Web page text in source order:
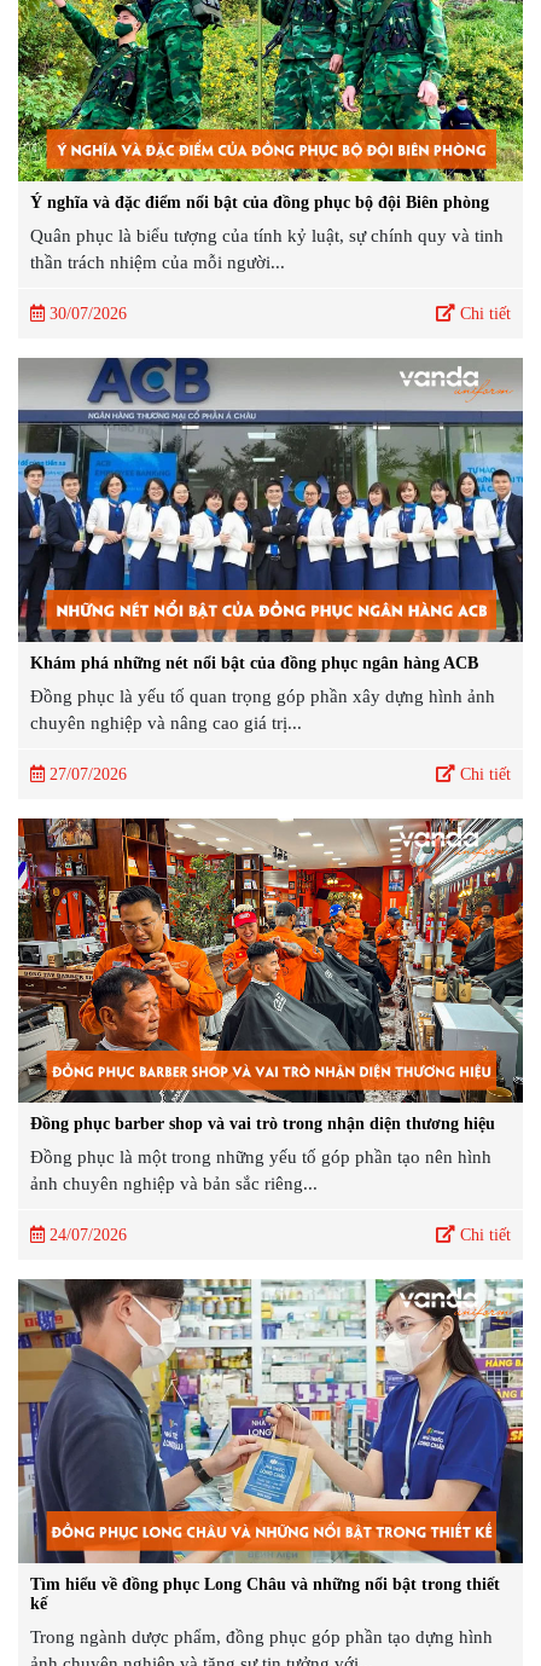
Ý nghĩa và đặc điểm nổi bật của đồng phục bộ đội Biên phòng
Quân phục là biểu tượng của tính kỷ luật, sự chính quy và tinh
thần trách nhiệm của mỗi người...
30/07/2026 Chi tiết
Khám phá những nét nổi bật của đồng phục ngân hàng ACB
Đồng phục là yếu tố quan trọng góp phần xây dựng hình ảnh
chuyên nghiệp và nâng cao giá trị...
27/07/2026 Chi tiết
Đồng phục barber shop và vai trò trong nhận diện thương hiệu
Đồng phục là một trong những yếu tố góp phần tạo nên hình
ảnh chuyên nghiệp và bản sắc riêng...
24/07/2026 Chi tiết
Tìm hiểu về đồng phục Long Châu và những nổi bật trong thiết
kế
Trong ngành dược phẩm, đồng phục góp phần tạo dựng hình